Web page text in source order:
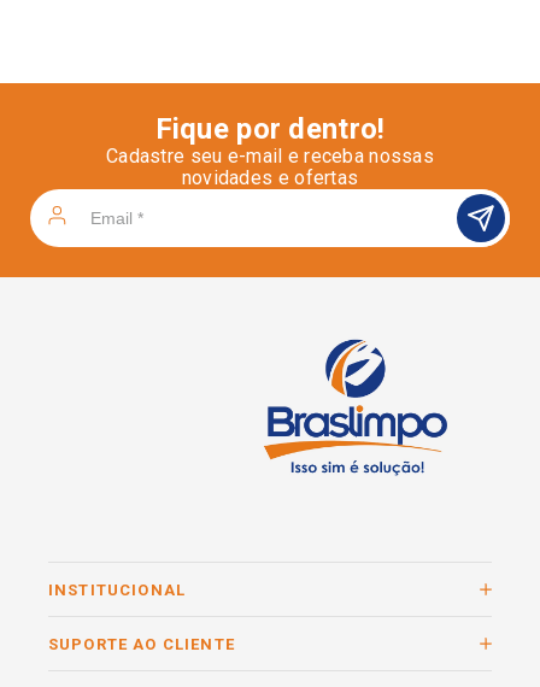
Fique por dentro!
Cadastre seu e-mail e receba nossas
novidades e ofertas
INSTITUCIONAL
SUPORTE AO CLIENTE